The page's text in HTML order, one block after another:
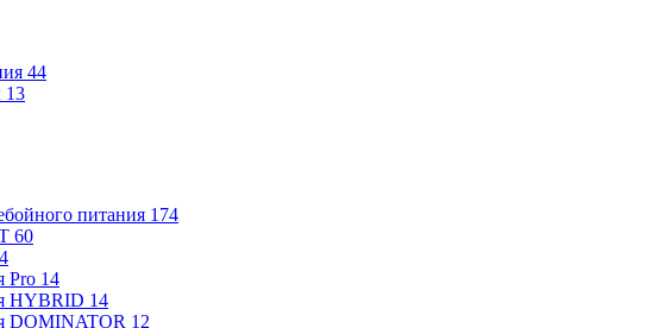
44
13
питания 174
60
Pro 14
HYBRID 14
12